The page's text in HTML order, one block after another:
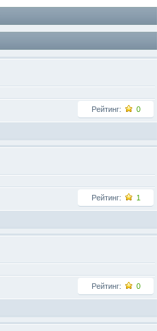
Рейтинг: 0
Рейтинг: 1
Рейтинг: 0